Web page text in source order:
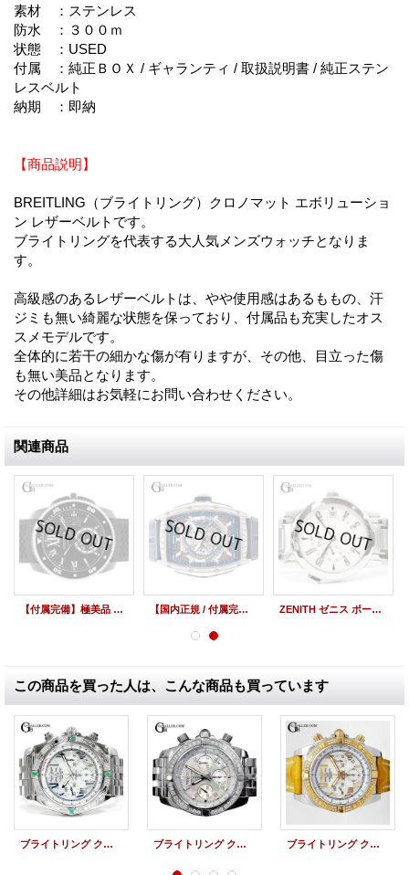
素材 ：ステンレス
防水 ：３００ｍ
状態 ：USED
付属 ：純正ＢＯＸ / ギャランティ / 取扱説明書 / 純正ステン
レスベルト
納期 ：即納
【商品説明】
BREITLING（ブライトリング）クロノマット エボリューショ
ン レザーベルトです。
ブライトリングを代表する大人気メンズウォッチとなりま
す。
高級感のあるレザーベルトは、やや使用感はあるももの、汗
ジミも無い綺麗な状態を保っており、付属品も充実したオス
スメモデルです。
全体的に若干の細かな傷が有りますが、その他、目立った傷
も無い美品となります。
その他詳細はお気軽にお問い合わせください。
関連商品
【付属完備】極美品 カルティエ カリブル ドゥ カルティエ ダイバー ブラック WSCA0006 42mm /22820 【国内正規 / 付属完備】CVSTOS クストス チャレンジシーライナーII CVT-SEA2 ST 替えベルト3本付 /22820 ZENITH ゼニス ポートロワイヤル エリート デュアルタイム デイト 02.0451.682/02.M451 中古 P22610
この商品を買った人は、こんな商品も買っています
ブライトリング クロノマット44 アフターダイヤ 4Pエメラルド パヴェダイヤ ブライトリング クロノマット44 MOP グレーパール アフターダイヤベゼル ブライトリング クロノマット44 RG アフターダイヤ BREITLING